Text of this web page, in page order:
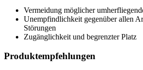
Vermeidung möglicher
Unempfindlichkeit gegenüber allen
Störungen
Zugänglichkeit und begrenzter Platz
Produktempfehlungen